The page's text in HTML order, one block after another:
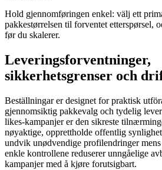
Hold gjennomføringen enkel: välj ett
pakkestørrelsen til forventet etterspørsel,
før du skalerer.
Leveringsforventninger,
sikkerhetsgrenser och
Beställningar er designet for praktisk
gjennomsiktig pakkevalg och tydelig
likes-kampanjer er den sikreste
nøyaktige, opprettholde offentlig
undvik unødvendige profilendringer
enkle kontrollene reduserer unngåelige
kampanjer med å kjøre forutsigbart.